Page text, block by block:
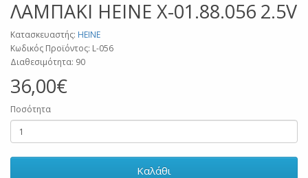
ΛΑΜΠΑΚΙ ΗΕΙΝΕ Χ-01.88.056 2.5V
Κατασκευαστής: HEINE
Κωδικός Προϊόντος: L-056
Διαθεσιμότητα: 90
36,00€
Ποσότητα
Καλάθι